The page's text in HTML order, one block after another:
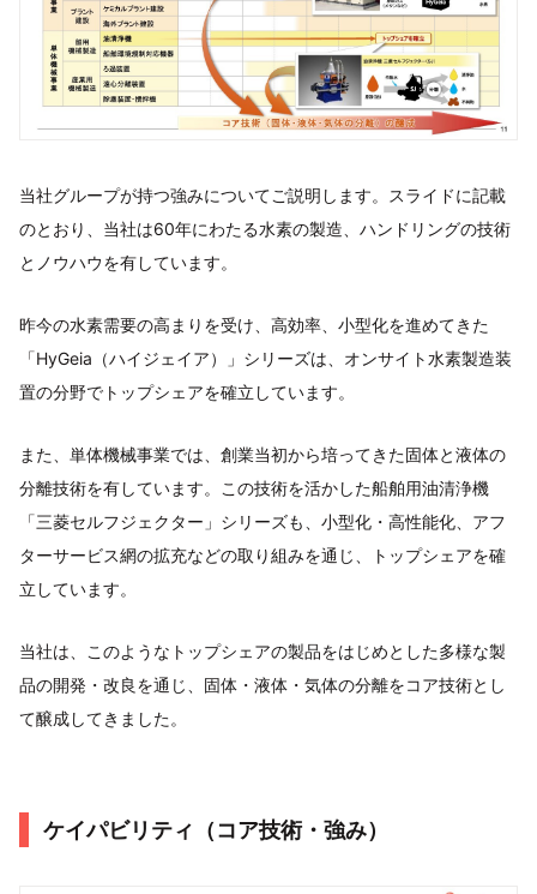
当社グループが持つ強みについてご説明します。スライドに記載
のとおり、当社は60年にわたる水素の製造、ハンドリングの技術
とノウハウを有しています。
昨今の水素需要の高まりを受け、高効率、小型化を進めてきた
「HyGeia（ハイジェイア）」シリーズは、オンサイト水素製造装
置の分野でトップシェアを確立しています。
また、単体機械事業では、創業当初から培ってきた固体と液体の
分離技術を有しています。この技術を活かした船舶用油清浄機
「三菱セルフジェクター」シリーズも、小型化・高性能化、アフ
ターサービス網の拡充などの取り組みを通じ、トップシェアを確
立しています。
当社は、このようなトップシェアの製品をはじめとした多様な製
品の開発・改良を通じ、固体・液体・気体の分離をコア技術とし
て醸成してきました。
ケイパビリティ（コア技術・強み）